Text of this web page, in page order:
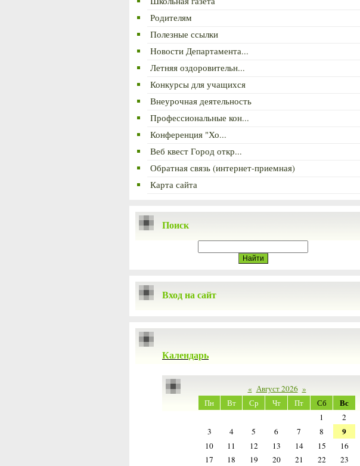
Родителям
Полезные ссылки
Новости Департамента...
Летняя оздоровительн...
Конкурсы для учащихся
Внеурочная деятельность
Профессиональные кон...
Конференция "Хо...
Веб квест Город откр...
Обратная связь (интернет-приемная)
Карта сайта
Поиск
Вход на сайт
Календарь
« Август 2026 »
Пн
Вт Ср Чт Пт Сб Вс
1
2
3
4 5 6 7 8 9
10 11 12 13 14 15
16
17
18 19 20 21 22
23